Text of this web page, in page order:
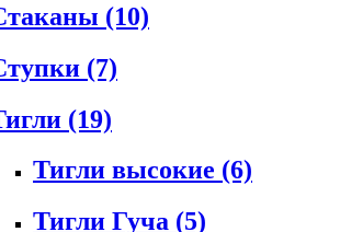
(10)
(7)
(19)
Тигли высокие (6)
Тигли Гуча (5)